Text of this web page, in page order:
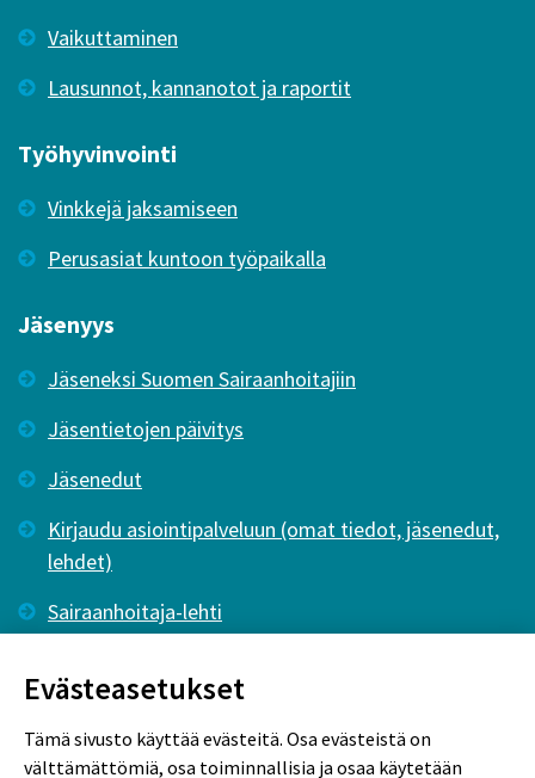
Vaikuttaminen
Lausunnot, kannanotot ja raportit
Työhyvinvointi
Vinkkejä jaksamiseen
Perusasiat kuntoon työpaikalla
Jäsenyys
Jäseneksi Suomen Sairaanhoitajiin
Jäsentietojen päivitys
Jäsenedut
Kirjaudu asiointipalveluun (omat tiedot, jäsenedut,
lehdet)
Sairaanhoitaja-lehti
Evästeasetukset
Tämä sivusto käyttää evästeitä. Osa evästeistä on
välttämättömiä, osa toiminnallisia ja osaa käytetään